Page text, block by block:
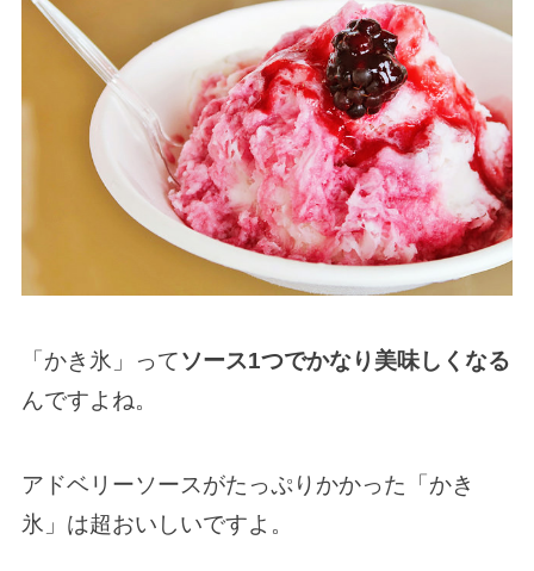
「かき氷」ってソース1つでかなり美味しくなる
んですよね。
アドベリーソースがたっぷりかかった「かき
氷」は超おいしいですよ。